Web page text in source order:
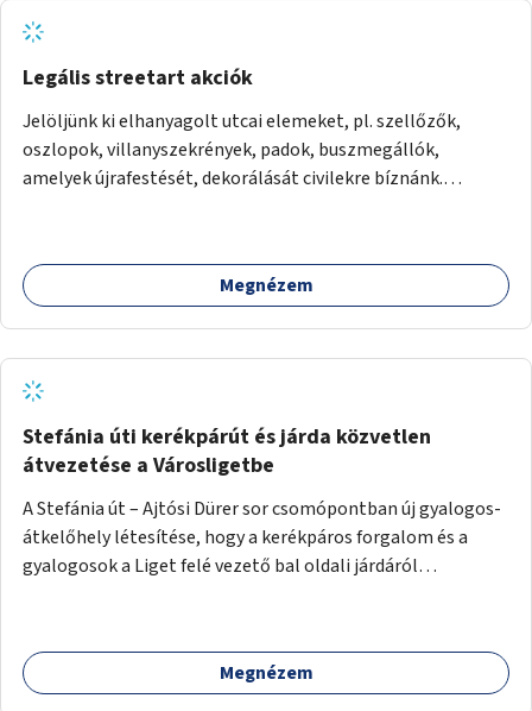
Legális streetart akciók
Jelöljünk ki elhanyagolt utcai elemeket, pl. szellőzők,
oszlopok, villanyszekrények, padok, buszmegállók,
amelyek újrafestését, dekorálását civilekre bíznánk.
Megnézem
Stefánia úti kerékpárút és járda közvetlen
átvezetése a Városligetbe
A Stefánia út – Ajtósi Dürer sor csomópontban új gyalogos-
átkelőhely létesítése, hogy a kerékpáros forgalom és a
gyalogosok a Liget felé vezető bal oldali járdáról
Megnézem